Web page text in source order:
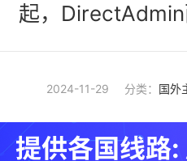
起，
2024-11-29 分类： 国外